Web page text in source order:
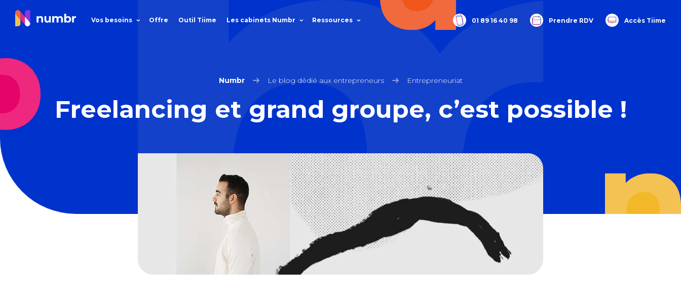
Vos besoins Offre Outil Tiime Les cabinets Numbr Ressources 01 89 16 40 98 Prendre RDV Accès Tiime
Numbr Le blog dédié aux entrepreneurs Entrepreneuriat
Freelancing et grand groupe, c’est possible !